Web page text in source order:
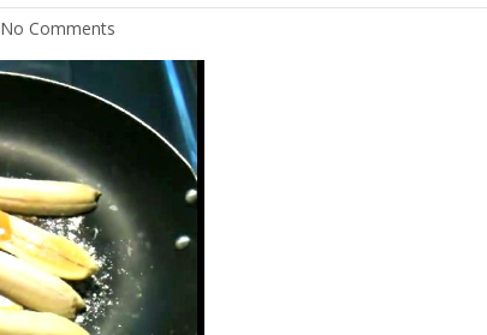
No Comments